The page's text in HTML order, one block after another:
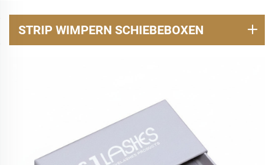
STRIP WIMPERN SCHIEBEBOXEN